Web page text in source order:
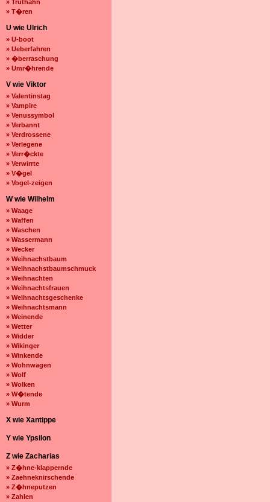
» Truthahn
» T�ren
U wie Ulrich
» U-boot
» Ueberfahren
» �berraschung
» Umr�hrende
V wie Viktor
» Valentinstag
» Vampire
» Venussymbol
» Verbannt
» Verdrossene
» Verlegene
» Verr�ckte
» Verwirrte
» V�gel
» Vogel-zeigen
W wie Wilhelm
» Waage
» Waffen
» Waschen
» Wassermann
» Wecker
» Weihnachstbaum
» Weihnachstbaumschmuck
» Weihnachten
» Weihnachtsfrauen
» Weihnachtsgeschenke
» Weihnachtsmann
» Weinende
» Wetter
» Widder
» Wikinger
» Winkende
» Wohnwagen
» Wolf
» Wolken
» W�tende
» Wurm
X wie Xantippe
Y wie Ypsilon
Z wie Zacharias
» Z�hne-klappernde
» Zaehneknirschende
» Z�hneputzen
» Zahlen